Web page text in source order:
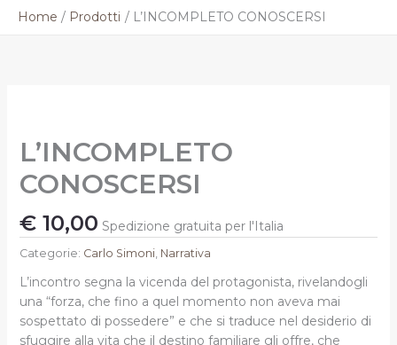
Home Prodotti L’INCOMPLETO CONOSCERSI
L’INCOMPLETO
CONOSCERSI
€10,00 Spedizione gratuita per l'Italia
Categorie: Carlo Simoni, Narrativa
L’incontro segna la vicenda del protagonista, rivelandogli
una “forza, che fino a quel momento non aveva mai
sospettato di possedere” e che si traduce nel desiderio di
sfuggire alla vita che il destino familiare gli offre, che